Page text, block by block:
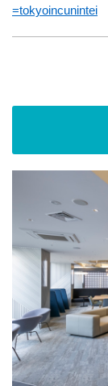
=tokyoincunintei